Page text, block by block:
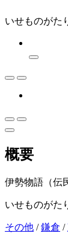
いせものがた
概要
伊勢物語（伝
いせものがた
その他 /鎌倉 /